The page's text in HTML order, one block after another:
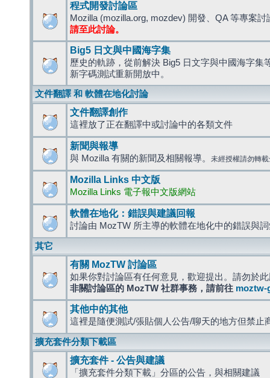
程式開發討論區
Mozilla (mozilla.org, mozdev) 開發、QA 等專案討
請至此討論。
Big5 日文與中國海字集
歷史的軌跡，從前解決 Big5 日文字與中國海字集
新字碼測試重新開放中。
文件翻譯 和 軟體在地化討論
文件翻譯創作
這裡放了正在翻譯中或討論中的各類文件
新聞與報導
與 Mozilla 有關的新聞及相關報導。 未經授權請勿轉
Mozilla Links 中文版
Mozilla Links 電子報中文版網站
軟體在地化：錯誤與建議回報
討論由 MozTW 所主導的軟體在地化中的錯誤與
其它
有關 MozTW 討論區
如果你對討論區有任何意見，歡迎提出。請勿於
非關討論區的 MozTW 社群事務，請前往 moztw-
其他中的其他
這裡是隨便測試/張貼個人公告/聊天的地方但禁止
擴充套件分類下載區
擴充套件 - 公告與建議
「擴充套件分類下載」分區的公告，與相關建議